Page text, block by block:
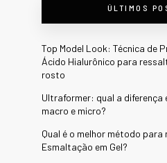
ÚLTIMOS
Top Model Look: Técnica de
Ácido Hialurônico para
rosto
Ultraformer: qual a diferença
macro e micro?
Qual é o melhor método para
Esmaltação em Gel?